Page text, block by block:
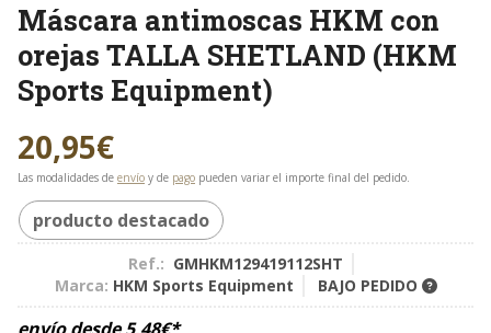
Máscara antimoscas HKM con
orejas TALLA SHETLAND (HKM
Sports Equipment)
20,95€
Las modalidades de envío y de pago pueden variar el importe final del pedido.
producto destacado
Ref.: GMHKM129419112SHT
Marca: HKM Sports Equipment BAJO PEDIDO